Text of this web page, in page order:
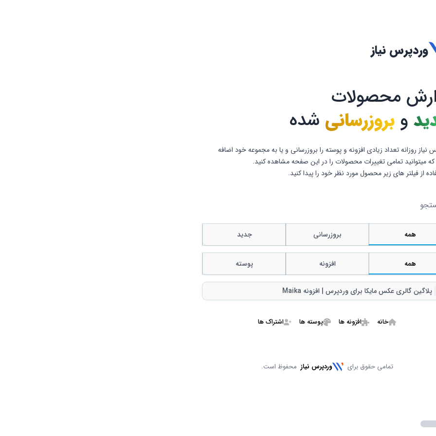
وردپرس نیاز
محصولات
و بروزرسانی شده
نیاز روزانه تعداد زیادی افزونه و پوسته را بروزرسانی و یا به مجموعه خود اضافه
که میتوانید تمامی تغییرات محصولات را در این صفحه مشاهده کنید.
از فیلتر های زیر محصول مورد نظر خود را پیدا کنید.
همه بروزرسانی جدید
همه افزونه پوسته
پلاگین گالری عکس مایکا برای وردپرس | افزونه Maika
خانه افزونه ها پوسته ها اشتراک ها
تمامی حقوق برای وردپرس نیاز محفوظ است.